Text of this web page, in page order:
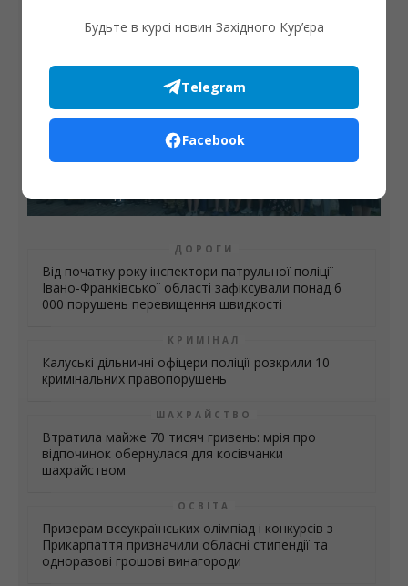
«Любов сильніша за смерть»: у Франківську
ДОРОГИ
Від початку року інспектори патрульної поліції
Івано-Франківської області зафіксували понад 6
000 порушень перевищення швидкості
КРИМІНАЛ
Калуські дільничні офіцери поліції розкрили 10
кримінальних правопорушень
ШАХРАЙСТВО
Втратила майже 70 тисяч гривень: мрія про
відпочинок обернулася для косівчанки
шахрайством
ОСВІТА
Призерам всеукраїнських олімпіад і конкурсів з
Прикарпаття призначили обласні стипендії та
одноразові грошові винагороди
Будьте в курсі новин Західного Кур’єра
Telegram
Facebook